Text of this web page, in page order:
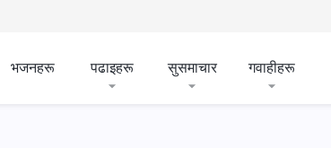
भजनहरू पढाइहरू सुसमाचार गवाहीहरू